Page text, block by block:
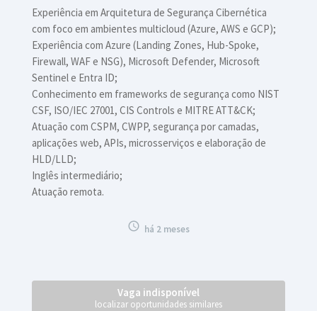
Experiência em Arquitetura de Segurança Cibernética
com foco em ambientes multicloud (Azure, AWS e GCP);
Experiência com Azure (Landing Zones, Hub-Spoke,
Firewall, WAF e NSG), Microsoft Defender, Microsoft
Sentinel e Entra ID;
Conhecimento em frameworks de segurança como NIST
CSF, ISO/IEC 27001, CIS Controls e MITRE ATT&CK;
Atuação com CSPM, CWPP, segurança por camadas,
aplicações web, APIs, microsserviços e elaboração de
HLD/LLD;
Inglês intermediário;
Atuação remota.
 há 2 meses
Vaga indisponível
localizar oportunidades similares